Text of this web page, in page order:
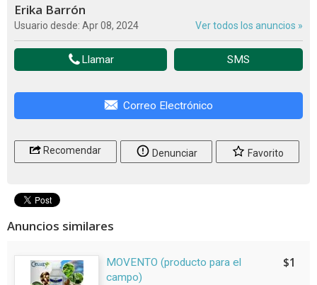
Erika Barrón
Usuario desde: Apr 08, 2024 Ver todos los anuncios »
Llamar SMS
Correo Electrónico
Recomendar Denunciar Favorito
Anuncios similares
MOVENTO (producto para el
campo)
$1